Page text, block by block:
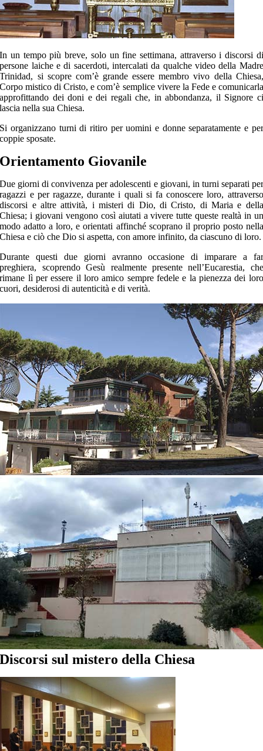
In un tempo più breve, solo un fine settimana, attraverso i discorsi di
persone laiche e di sacerdoti, intercalati da qualche video della Madre
Trinidad, si scopre com’è grande essere membro vivo della Chiesa,
Corpo mistico di Cristo, e com’è semplice vivere la Fede e comunicarla
approfittando dei doni e dei regali che, in abbondanza, il Signore ci
lascia nella sua Chiesa.
Si organizzano turni di ritiro per uomini e donne separatamente e per
coppie sposate.
Orientamento Giovanile
Due giorni di convivenza per adolescenti e giovani, in turni separati per
ragazzi e per ragazze, durante i quali si fa conoscere loro, attraverso
discorsi e altre attività, i misteri di Dio, di Cristo, di Maria e della
Chiesa; i giovani vengono così aiutati a vivere tutte queste realtà in un
modo adatto a loro, e orientati affinché scoprano il proprio posto nella
Chiesa e ciò che Dio si aspetta, con amore infinito, da ciascuno di loro.
Durante questi due giorni avranno occasione di imparare a far
preghiera, scoprendo Gesù realmente presente nell’Eucarestia, che
rimane lì per essere il loro amico sempre fedele e la pienezza dei loro
cuori, desiderosi di autenticità e di verità.
Discorsi sul mistero della Chiesa